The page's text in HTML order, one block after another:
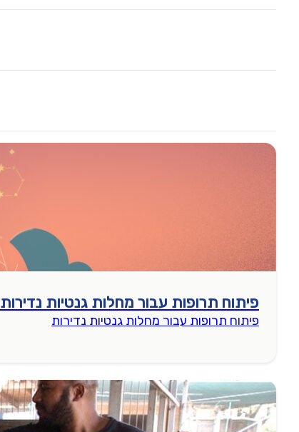
פיתוח תרופות עבור מחלות גנטיות נדירות
פיתוח תרופות עבור מחלות גנטיות נדירות